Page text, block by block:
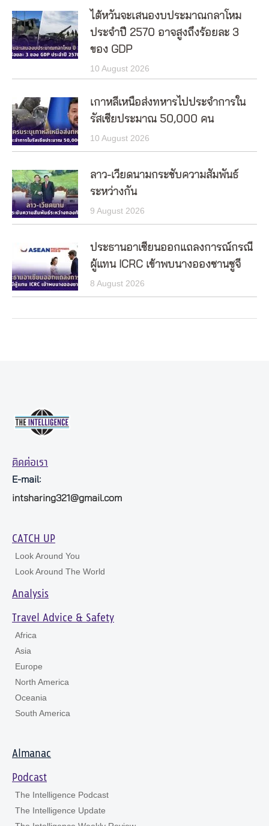
ไต้หวันจะเสนองบประมาณกลาโหม
ประจำปี 2570 อาจสูงถึงร้อยละ 3
ของ GDP
10 August 2026
เกาหลีเหนือส่งทหารไปประจำการใน
รัสเซียประมาณ 50,000 คน
10 August 2026
ลาว-เวียดนามกระชับความสัมพันธ์
ระหว่างกัน
9 August 2026
ประธานอาเซียนออกแถลงการณ์กรณี
ผู้แทน ICRC เข้าพบนางอองซานซูจี
8 August 2026
ติดต่อเรา
E-mail:
intsharing321@gmail.com
CATCH UP
Look Around You
Look Around The World
Analysis
Travel Advice & Safety
Africa
Asia
Europe
North America
Oceania
South America
Almanac
Podcast
The Intelligence Podcast
The Intelligence Update